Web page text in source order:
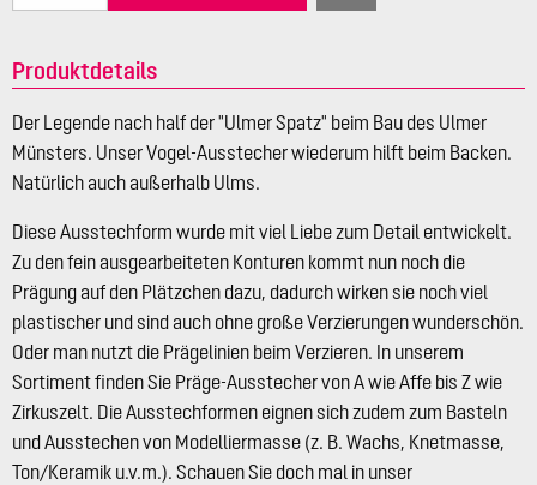
Produktdetails
Der Legende nach half der "Ulmer Spatz" beim Bau des Ulmer
Münsters. Unser Vogel-Ausstecher wiederum hilft beim Backen.
Natürlich auch außerhalb Ulms.
Diese Ausstechform wurde mit viel Liebe zum Detail entwickelt.
Zu den fein ausgearbeiteten Konturen kommt nun noch die
Prägung auf den Plätzchen dazu, dadurch wirken sie noch viel
plastischer und sind auch ohne große Verzierungen wunderschön.
Oder man nutzt die Prägelinien beim Verzieren. In unserem
Sortiment finden Sie Präge-Ausstecher von A wie Affe bis Z wie
Zirkuszelt. Die Ausstechformen eignen sich zudem zum Basteln
und Ausstechen von Modelliermasse (z. B. Wachs, Knetmasse,
Ton/Keramik u.v.m.). Schauen Sie doch mal in unser